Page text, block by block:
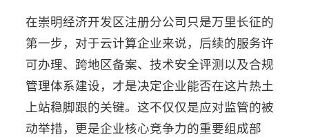
在崇明经济开发区注册分公司只是万里长征的
第一步，对于云计算企业来说，后续的服务许
可办理、跨地区备案、技术安全评测以及合规
管理体系建设，才是决定企业能否在这片热土
上站稳脚跟的关键。这不仅仅是应对监管的被
动举措，更是企业核心竞争力的重要组成部